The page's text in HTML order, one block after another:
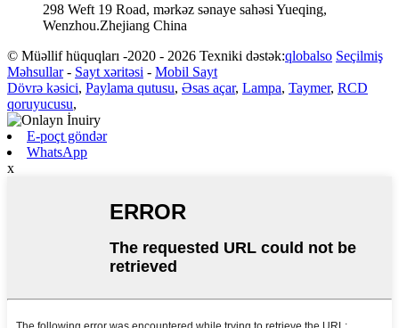
298 Weft 19 Road, mərkəz sənaye sahəsi Yueqing,
Wenzhou.Zhejiang China
© Müəllif hüquqları -2020 - 2026 Texniki dəstək:qlobalso Seçilmiş
Məhsullar- Sayt xəritəsi - Mobil Sayt
Dövrə kəsici, Paylama qutusu, Əsas açar, Lampa, Taymer, RCD
qoruyucusu,
E-poçt göndər
WhatsApp
x